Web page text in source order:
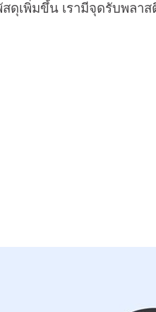
ดุเพิ่มขึ้น เรามีจุดรับพลา